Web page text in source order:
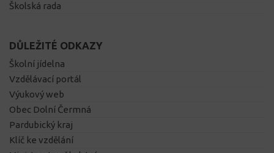
Školská rada
DŮLEŽITÉ ODKAZY
Školní jídelna
Vzdělávací portál
Výukový web
Obec Dolní Čermná
Pardubický kraj
Klíč ke vzdělání